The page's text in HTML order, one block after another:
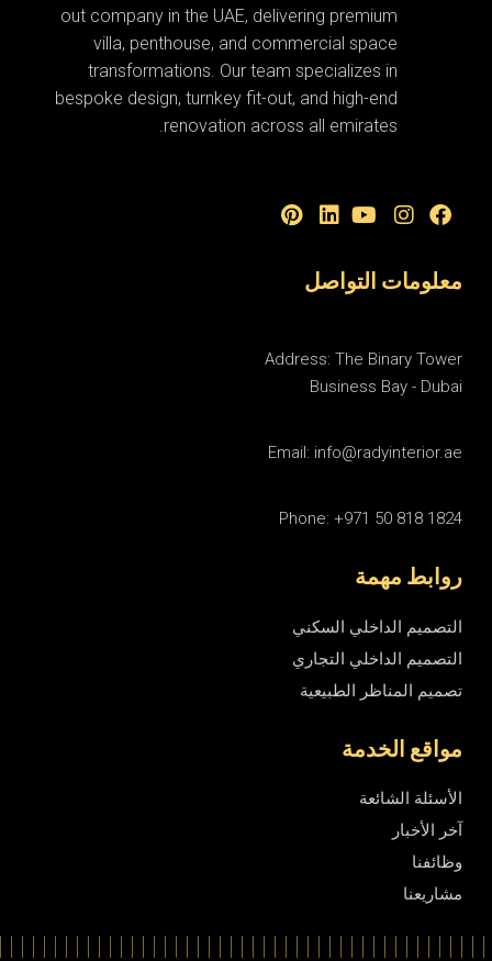
out company in the UAE, delivering premium
villa, penthouse, and commercial space
transformations. Our team specializes in
bespoke design, turnkey fit-out, and high-end
renovation across all emirates.
معلومات التواصل
Address: The Binary Tower
Business Bay - Dubai
Email: info@radyinterior.ae
Phone: +971 50 818 1824
روابط مهمة
التصميم الداخلي السكني
التصميم الداخلي التجاري
تصميم المناظر الطبيعية
مواقع الخدمة
الأسئلة الشائعة
آخر الأخبار
وظائفنا
مشاريعنا